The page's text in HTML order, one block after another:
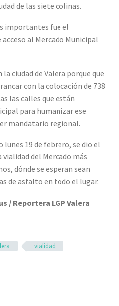
de las siete colinas.
importantes fue el
al Mercado Municipal
ciudad de Valera porque que
con la colocación de 738
las calles que están
para humanizar ese
mandatario regional.
lunes 19 de febrero, se dio el
del Mercado más
dónde se esperan sean
de asfalto en todo el lugar.
/ Reportera LGP Valera
vialidad